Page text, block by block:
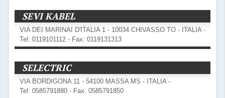
SEVI KABEL
VIA DEI MARINAI D'ITALIA 1 - 10034 CHIVASSO TO - ITALIA -
Tel: 0119101112 - Fax: 0119131313
SELECTRIC
VIA BORDIGONA 11 - 54100 MASSA MS - ITALIA -
Tel: 0585791880 - Fax: 0585791850